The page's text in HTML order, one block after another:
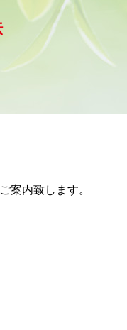
案内致します。